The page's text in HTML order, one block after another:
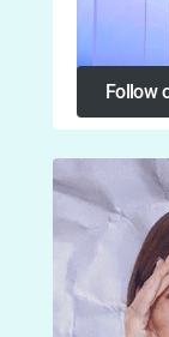
Follow
Follow